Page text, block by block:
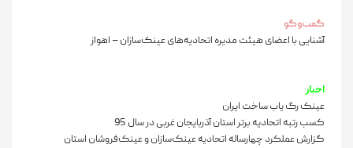
گفت‌وگو
آشنایی با اعضای هیئت مدیره اتحادیه‌های عینک‌سازان – اهواز
اخبار
عینک رگ یاب ساخت ایران
کسب رتبه اتحادیه برتر استان آذربایجان غربی در سال 95
گزارش عملکرد چهارساله اتحادیه عینک‌سازان و عینک‌فروشان استان